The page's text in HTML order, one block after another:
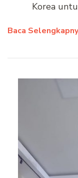
Korea
Baca